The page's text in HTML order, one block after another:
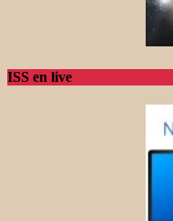
ISS en live